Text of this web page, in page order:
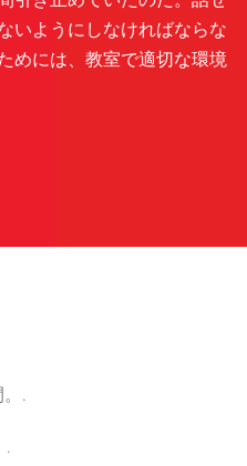
いようにしなければならな
めには、教室で適切な環境
.
.